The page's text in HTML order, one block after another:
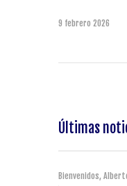
9 febrero 2026
Últimas
Bienvenidos,